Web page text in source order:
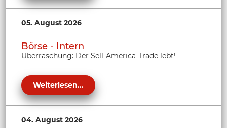
05. August 2026
Börse - Intern
Überraschung: Der Sell-America-Trade lebt!
Weiterlesen...
04. August 2026